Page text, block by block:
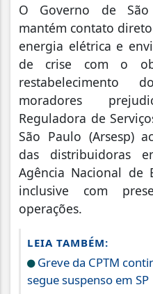
O Governo de
mantém contato
energia elétrica e
de crise com o
restabelecimento
moradores
Reguladora de
São Paulo (Arsesp)
das distribuidoras
Agência Nacional de
inclusive com
operações.
LEIA TAMBÉM:
Greve da CPTM
segue suspenso em SP